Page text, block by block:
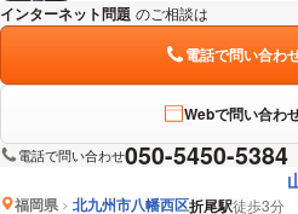
インターネット問題 のご相談は
電話で問い合わ
Webで問い合わ
電話で問い合わせ050-5450-5384
福岡県 北九州市八幡西区折尾駅徒歩3分